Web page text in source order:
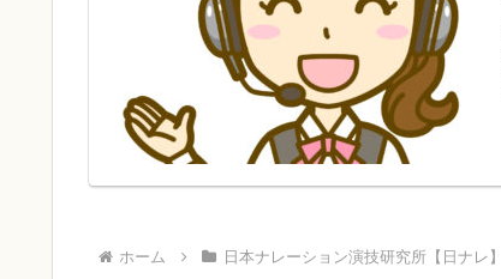
ホーム 日本ナレーション演技研究所【日ナレ】